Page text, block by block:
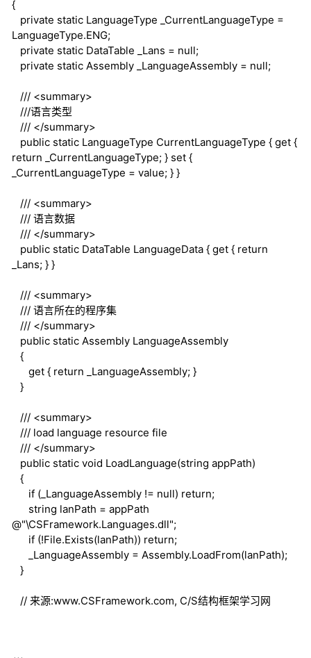
{
private static LanguageType _CurrentLanguageType =
LanguageType.ENG;
private static DataTable _Lans = null;
private static Assembly _LanguageAssembly = null;
/// <summary>
///语言类型
/// </summary>
public static LanguageType CurrentLanguageType { get {
return _CurrentLanguageType; } set {
_CurrentLanguageType = value; } }
/// <summary>
/// 语言数据
/// </summary>
public static DataTable LanguageData { get { return
_Lans; } }
/// <summary>
/// 语言所在的程序集
/// </summary>
public static Assembly LanguageAssembly
{
get { return _LanguageAssembly; }
}
/// <summary>
/// load language resource file
/// </summary>
public static void LoadLanguage(string appPath)
{
if (_LanguageAssembly != null) return;
string lanPath = appPath
@"\CSFramework.Languages.dll";
if (!File.Exists(lanPath)) return;
_LanguageAssembly = Assembly.LoadFrom(lanPath);
}
// 来源:www.CSFramework.com, C/S结构框架学习网